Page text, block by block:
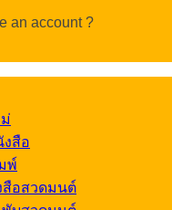
an account ?
สือ
พ์
อสวดมนต์